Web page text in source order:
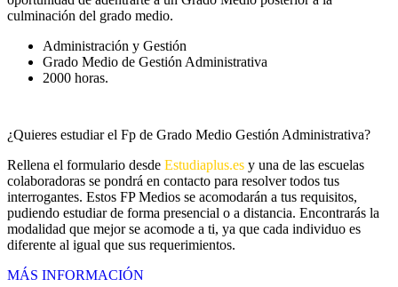
culminación del grado medio.
Administración y Gestión
Grado Medio de Gestión Administrativa
2000 horas.
¿Quieres estudiar el Fp de Grado Medio Gestión Administrativa?
Rellena el formulario desde Estudiaplus.es y una de las escuelas
colaboradoras se pondrá en contacto para resolver todos tus
interrogantes. Estos FP Medios se acomodarán a tus requisitos,
pudiendo estudiar de forma presencial o a distancia. Encontrarás la
modalidad que mejor se acomode a ti, ya que cada individuo es
diferente al igual que sus requerimientos.
MÁS INFORMACIÓN